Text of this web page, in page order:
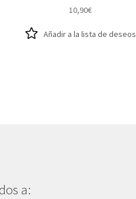
10,90€
Añadir a la lista de deseos
a: